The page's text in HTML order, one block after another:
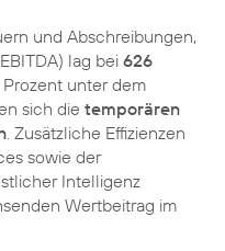
und Abschreibungen,
lag bei 626
unter dem
sich die temporären
. Zusätzliche Effizienzen
sowie der
Intelligenz
Wertbeitrag im